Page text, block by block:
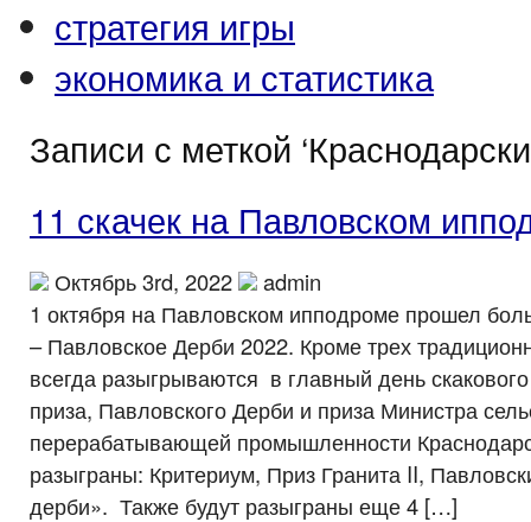
стратегия игры
экономика и статистика
Записи с меткой
11 скачек на Павловском
Октябрь 3rd, 2022
admin
1 октября на Павловском ипподроме прошел
– Павловское Дерби 2022. Кроме трех
всегда разыгрываются в главный день
приза, Павловского Дерби и приза Министра
перерабатывающей промышленности
разыграны: Критериум, Приз Гранита II,
дерби». Также будут разыграны еще 4 […]